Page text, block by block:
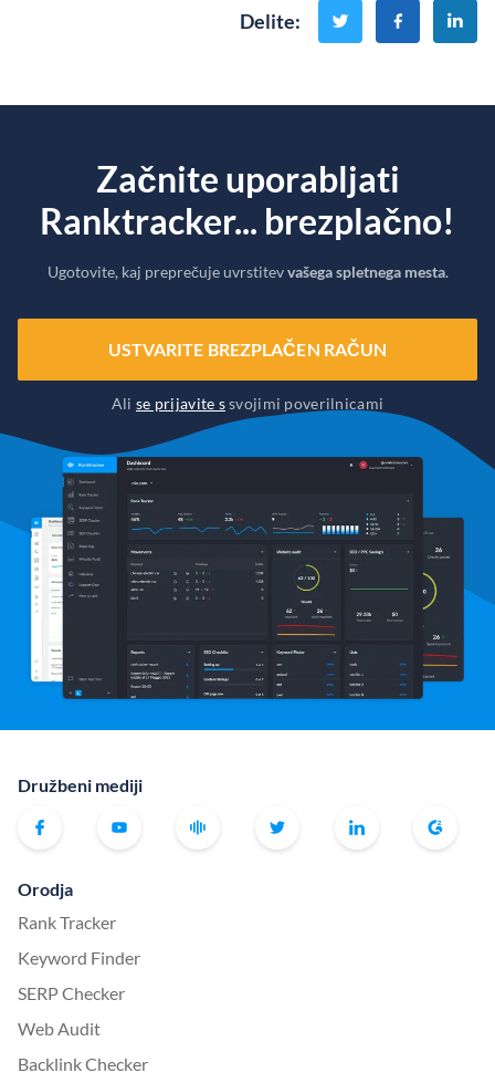
Delite:
Začnite uporabljati
Ranktracker... brezplačno!
Ugotovite, kaj preprečuje uvrstitevvašega spletnega mesta.
USTVARITE BREZPLAČEN RAČUN
Alise prijavite ssvojimi poverilnicami
Družbeni mediji
Orodja
Rank Tracker
Keyword Finder
SERP Checker
Web Audit
Backlink Checker